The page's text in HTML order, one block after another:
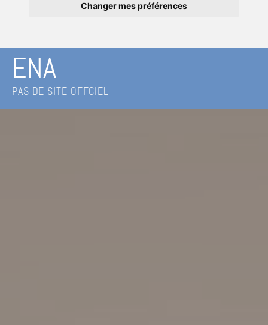
Changer mes préférences
ENA
PAS DE SITE OFFCIEL